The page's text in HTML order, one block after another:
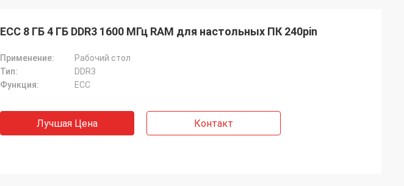
ECC 8 ГБ 4 ГБ DDR3 1600 МГц RAM для настольных ПК 240pin
Применение:
Рабочий стол
Тип:
DDR3
Функция:
ECC
Лучшая Цена Контакт